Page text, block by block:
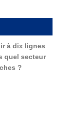
à dix lignes
quel secteur
?